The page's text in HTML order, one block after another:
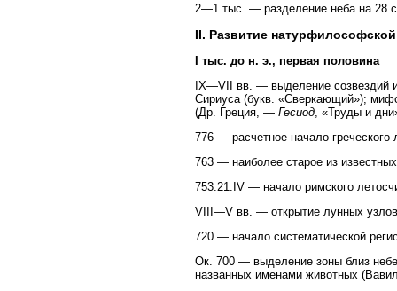
2—1 тыс. — разделение неба на 28
II. Развитие
I тыс. до н. э., первая половина
IX—VII вв. — выделение созвездий
Сириуса (букв. «Сверкающий»);
(Др. Греция, — Гесиод , «Труды и
776 — расчетное начало
763 — наиболее старое из
753.21.IV — начало римского
VIII—V вв. — открытие лунных
720 — начало систематической
Ок. 700 — выделение зоны близ
названных именами животных